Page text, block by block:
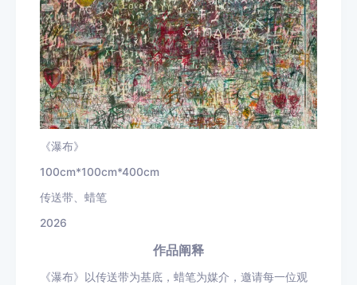
《瀑布》
100cm*100cm*400cm
传送带、蜡笔
2026
作品阐释
《瀑布》以传送带为基底，蜡笔为媒介，邀请每一位观